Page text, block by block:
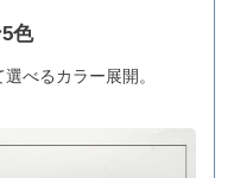
色
べるカラー展開。